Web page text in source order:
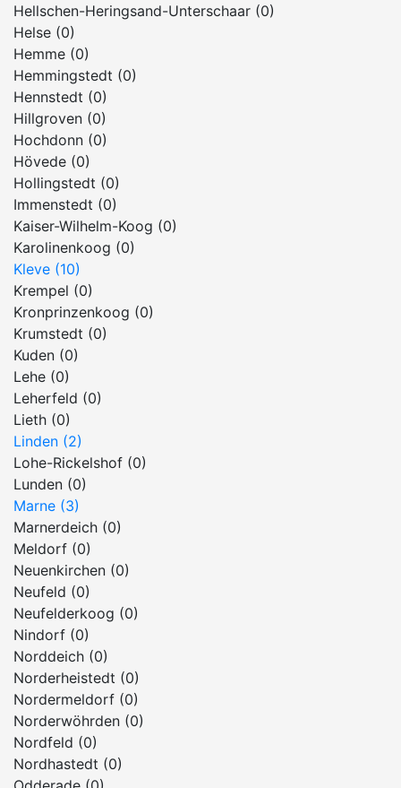
Hellschen-Heringsand-Unterschaar (0)
Helse (0)
Hemme (0)
Hemmingstedt (0)
Hennstedt (0)
Hillgroven (0)
Hochdonn (0)
Hövede (0)
Hollingstedt (0)
Immenstedt (0)
Kaiser-Wilhelm-Koog (0)
Karolinenkoog (0)
Kleve (10)
Krempel (0)
Kronprinzenkoog (0)
Krumstedt (0)
Kuden (0)
Lehe (0)
Leherfeld (0)
Lieth (0)
Linden (2)
Lohe-Rickelshof (0)
Lunden (0)
Marne (3)
Marnerdeich (0)
Meldorf (0)
Neuenkirchen (0)
Neufeld (0)
Neufelderkoog (0)
Nindorf (0)
Norddeich (0)
Norderheistedt (0)
Nordermeldorf (0)
Norderwöhrden (0)
Nordfeld (0)
Nordhastedt (0)